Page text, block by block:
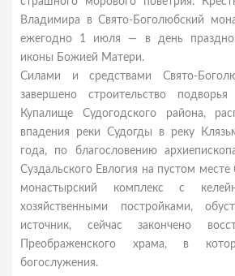
Владимира в Свято-Боголюбский
ежегодно 1 июля — в день
иконы Божией Матери.
Силами и средствами Свято-
завершено строительство
Купалище Судогодского района,
впадения реки Судогды в реку
года, по благословению
Суздальского Евлогия на пустом
монастырский комплекс с
хозяйственными постройками,
источник, сейчас закончено
Преображенского храма, в
богослужения.